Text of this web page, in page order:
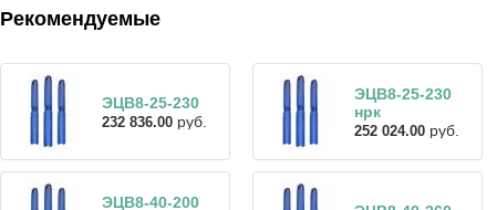
Рекомендуемые
ЭЦВ8-25-230
232 836.00 руб.
ЭЦВ8-25-230
нрк
252 024.00 руб.
ЭЦВ8-40-200